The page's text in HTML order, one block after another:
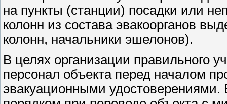
на пункты (станции) посадки или
колонн из состава эвакоорганов
колонн, начальники эшелонов).
В целях организации правильного
персонал объекта перед началом
эвакуационными